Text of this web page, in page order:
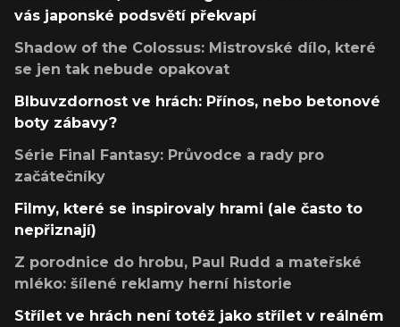
vás japonské podsvětí překvapí
Shadow of the Colossus: Mistrovské dílo, které
se jen tak nebude opakovat
Blbuvzdornost ve hrách: Přínos, nebo betonové
boty zábavy?
Série Final Fantasy: Průvodce a rady pro
začátečníky
Filmy, které se inspirovaly hrami (ale často to
nepřiznají)
Z porodnice do hrobu, Paul Rudd a mateřské
mléko: šílené reklamy herní historie
Střílet ve hrách není totéž jako střílet v reálném